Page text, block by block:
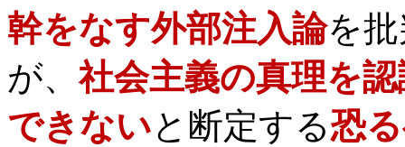
幹をなす外部注入論を
が、社会主義の真理を
できないと断定する恐